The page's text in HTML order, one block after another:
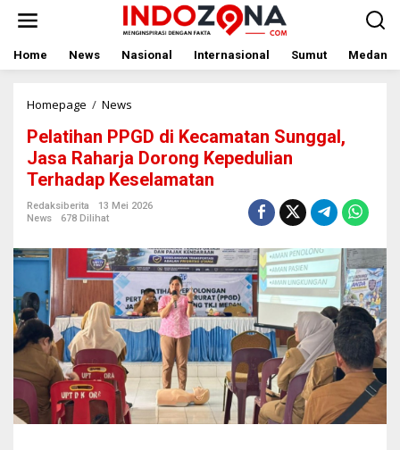
Home News Nasional Internasional Sumut Medan
Homepage / News
di
Kecamatan
Sunggal,
Jasa
Raharja
Terhadap
Keselamatan
Pelatihan PPGD di Kecamatan Sunggal,
Jasa Raharja Dorong Kepedulian
Terhadap Keselamatan
Redaksiberita
13 Mei 2026
News
678 Dilihat